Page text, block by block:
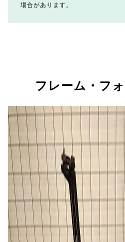
場合があります。
フレーム・フ